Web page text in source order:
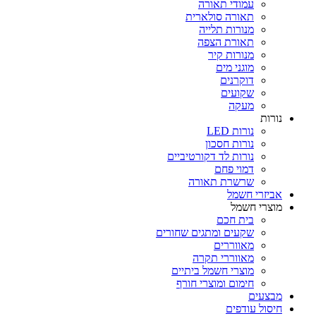
עמודי תאורה
תאורה סולארית
מנורות תלייה
תאורת הצפה
מנורות קיר
מוגני מים
דוקרנים
שקועים
מעקה
נורות
נורות LED
נורות חסכון
נורות לד דקורטיביים
דמוי פחם
שרשרת תאורה
אביזרי חשמל
מוצרי חשמל
בית חכם
שקעים ומתגים שחורים
מאווררים
מאווררי תקרה
מוצרי חשמל ביתיים
חימום ומוצרי חורף
מבצעים
חיסול עודפים